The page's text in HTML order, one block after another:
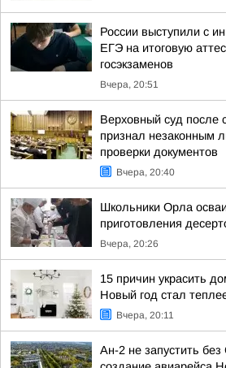
России выступили с
ЕГЭ на итоговую
госэкзаменов
Вчера, 20:51
Верховный суд после
признал незаконным
проверки документов
Вчера, 20:40
Школьники Орла
приготовления
Вчера, 20:26
15 причин украсить
Новый год стал
Вчера, 20:11
Ан-2 не запустить